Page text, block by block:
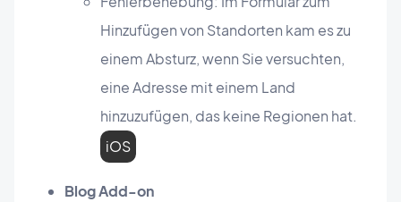
Hinzufügen von Standorten kam es zu
einem Absturz, wenn Sie versuchten,
eine Adresse mit einem Land
hinzuzufügen, das keine Regionen hat.
iOS
Blog Add-on